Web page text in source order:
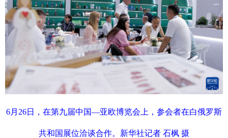
6月26日，在第九届中国—亚欧博览会上，参会者在白俄罗斯
共和国展位洽谈合作。新华社记者 石枫 摄